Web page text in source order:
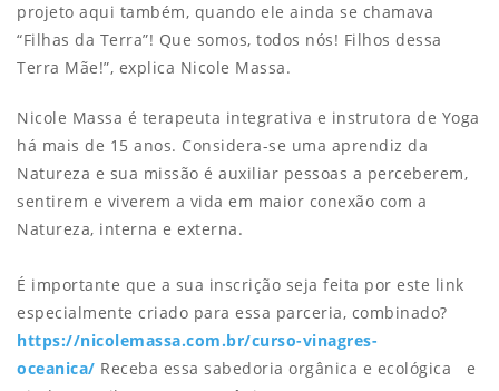
projeto aqui também, quando ele ainda se chamava
“Filhas da Terra”! Que somos, todos nós! Filhos dessa
Terra Mãe!”, explica Nicole Massa.
Nicole Massa é terapeuta integrativa e instrutora de Yoga
há mais de 15 anos. Considera-se uma aprendiz da
Natureza e sua missão é auxiliar pessoas a perceberem,
sentirem e viverem a vida em maior conexão com a
Natureza, interna e externa.
É importante que a sua inscrição seja feita por este link
especialmente criado para essa parceria, combinado?
https://nicolemassa.com.br/curso-vinagres-
oceanica/ Receba essa sabedoria orgânica e ecológica e